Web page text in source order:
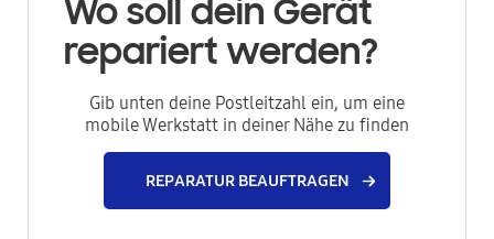
Wo soll dein Gerät
repariert werden?
Gib unten deine Postleitzahl ein, um eine
mobile Werkstatt in deiner Nähe zu finden
REPARATUR BEAUFTRAGEN